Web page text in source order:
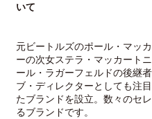
いて
元ビートルズのポール・マッ
ーの次女ステラ・マッカート
ール・ラガーフェルドの後継
ブ・ディレクターとしても注
たブランドを設立。数々のセ
るブランドです。